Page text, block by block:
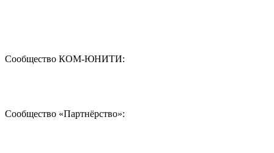
Сообщество КОМ-ЮНИТИ:
Сообщество «Партнёрство»: